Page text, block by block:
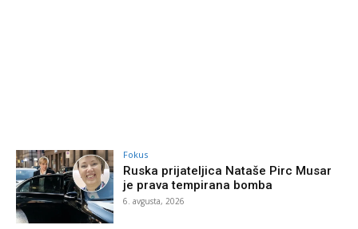
Fokus
Ruska prijateljica Nataše Pirc Musar
je prava tempirana bomba
6. avgusta, 2026